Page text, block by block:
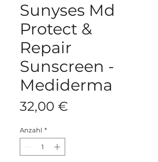
Sunyses Md
Protect &
Repair
Sunscreen -
Mediderma
32,00 €
Anzahl *